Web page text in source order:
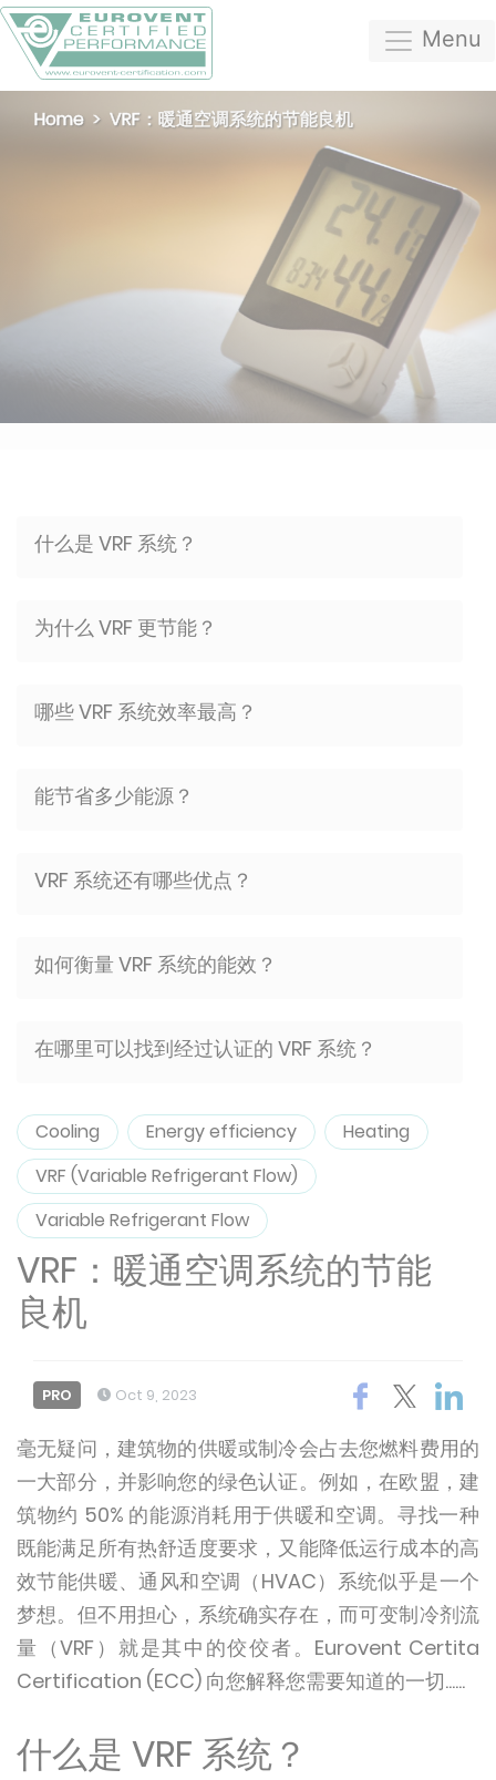
Menu
Home VRF：暖通空调系统的节能良机
什么是 VRF 系统？
为什么 VRF 更节能？
哪些 VRF 系统效率最高？
能节省多少能源？
VRF 系统还有哪些优点？
如何衡量 VRF 系统的能效？
在哪里可以找到经过认证的 VRF 系统？
Cooling Energy efficiency
Heating
VRF (Variable Refrigerant Flow)
Variable Refrigerant Flow
VRF：暖通空调系统的节能
良机
PRO Oct 9, 2023
毫无疑问，建筑物的供暖或制冷会占去您燃料费用的
一大部分，并影响您的绿色认证。例如，在欧盟，建
筑物约 50% 的能源消耗用于供暖和空调。寻找一种
既能满足所有热舒适度要求，又能降低运行成本的高
效节能供暖、通风和空调（HVAC）系统似乎是一个
梦想。但不用担心，系统确实存在，而可变制冷剂流
量（VRF）就是其中的佼佼者。Eurovent Certita
Certification (ECC) 向您解释您需要知道的一切......
什么是 VRF 系统？